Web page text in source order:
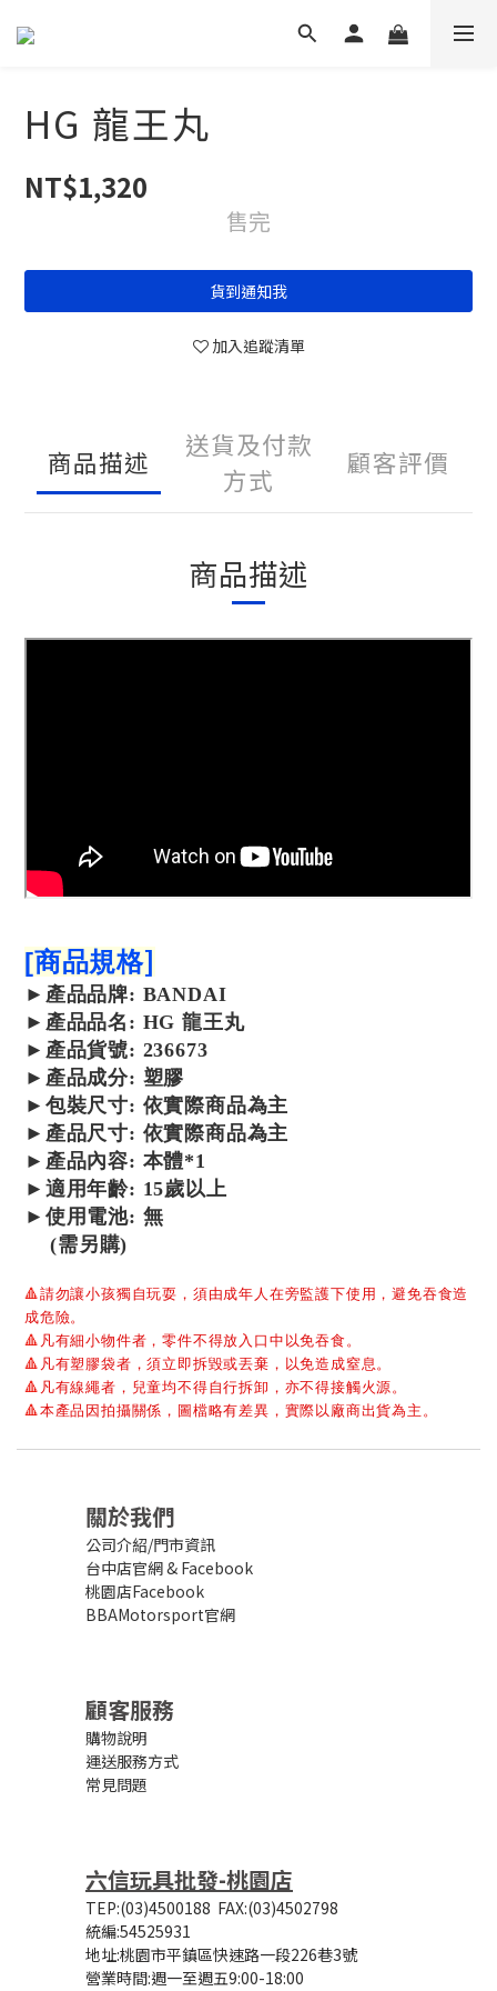
HG 龍王丸
NT$1,320
售完
貨到通知我
加入追蹤清單
商品描述
送貨及付款
方式
顧客評價
商品描述
[商品規格]
► 產品品牌: BANDAI
► 產品品名: HG 龍王丸
► 產品貨號: 236673
► 產品成分: 塑膠
►包裝尺寸: 依實際商品為主
►產品尺寸: 依實際商品為主
►產品內容: 本體*1
►適用年齡: 15歲以上
►使用電池: 無
(需另購)
🔺請勿讓小孩獨自玩耍，須由成年人在旁監護下使用，避免吞食造
成危險。
🔺 凡有細小物件者，零件不得放入口中以免吞食。
🔺 凡有塑膠袋者，須立即拆毀或丟棄，以免造成窒息。
🔺 凡有線繩者，兒童均不得自行拆卸，亦不得接觸火源。
🔺本產品因拍攝關係，圖檔略有差異，實際以廠商出貨為主。
關於我們
公司介紹/門市資訊
台中店官網& Facebook
桃園店Facebook
BBAMotorsport官網
顧客服務
購物說明
運送服務方式
常見問題
六信玩具批發-桃園店
TEP:(03)4500188 FAX:(03)4502798
統編:54525931
地址:桃園市平鎮區快速路一段226巷3號
營業時間:週一至週五9:00-18:00